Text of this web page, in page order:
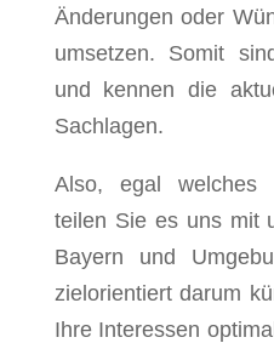
Änderungen oder
umsetzen. Somit
und kennen die
Sachlagen.
Also, egal welches
teilen Sie es uns mit
Bayern und
zielorientiert darum
Ihre Interessen